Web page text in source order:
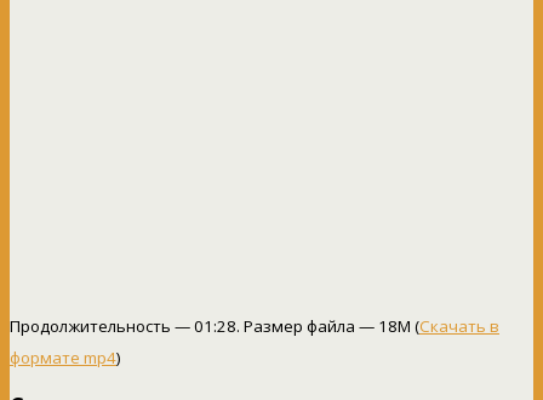
Продолжительность — 01:28. Размер файла — 18M (Скачать в
формате mp4)